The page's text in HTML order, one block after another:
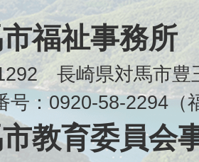
福祉事務所
長崎県対馬市
号：0920-58-2294（
教育委員会